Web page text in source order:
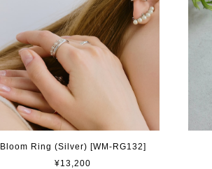
Bloom Ring (Silver) [WM-RG132]
¥13,200